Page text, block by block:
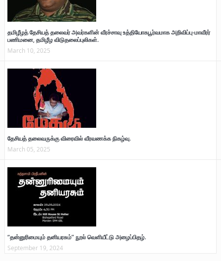
தமிழீழத் தேசியத் தலைவர் அவர்களின் வீரச்சாவு உத்தியோகபூர்வமாக அறிவிப்பு-மாவீரர்
பணிமனை, தமிழீழ விடுதலைப்புலிகள்.
March 10, 2025
தேசியத் தலைவருக்கு விரைவில் வீரவணக்க நிகழ்வு.
March 05, 2025
“தன்னுரிமையும் தனியரசும்” நூல் வெளியீட்டு அழைப்பிதழ்.
September 19, 2024